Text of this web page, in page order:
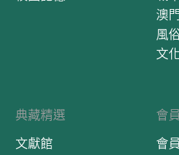
澳
風
文
典藏精選
文獻館
會
會